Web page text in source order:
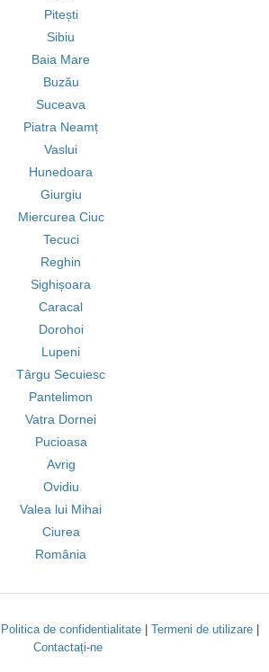
Pitești
Sibiu
Baia Mare
Buzău
Suceava
Piatra Neamț
Vaslui
Hunedoara
Giurgiu
Miercurea Ciuc
Tecuci
Reghin
Sighișoara
Caracal
Dorohoi
Lupeni
Târgu Secuiesc
Pantelimon
Vatra Dornei
Pucioasa
Avrig
Ovidiu
Valea lui Mihai
Ciurea
România
Politica de confidentialitate| Termeni de utilizare|
Contactați-ne